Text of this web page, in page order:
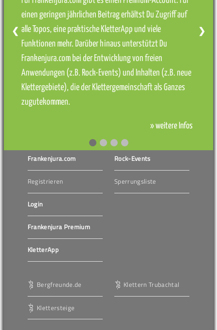
einen geringen jährlichen Beitrag erhältst Du Zugriff auf
alle Topos, eine praktische KletterApp und viele
Funktionen mehr. Darüber hinaus unterstützt Du
Frankenjura.com bei der Entwicklung von freien
Anwendungen (z.B. Rock-Events) und Inhalten (z.B. neue
Klettergebiete), die der Klettergemeinschaft als Ganzes
zugutekommen.
» weitere Infos
❮ ❯
Frankenjura.com
Registrieren
Login
Frankenjura Premium
KletterApp
Rock-Events
Sperrungsliste
Bergfreunde.de
Klettersteige
Klettern Trubachtal